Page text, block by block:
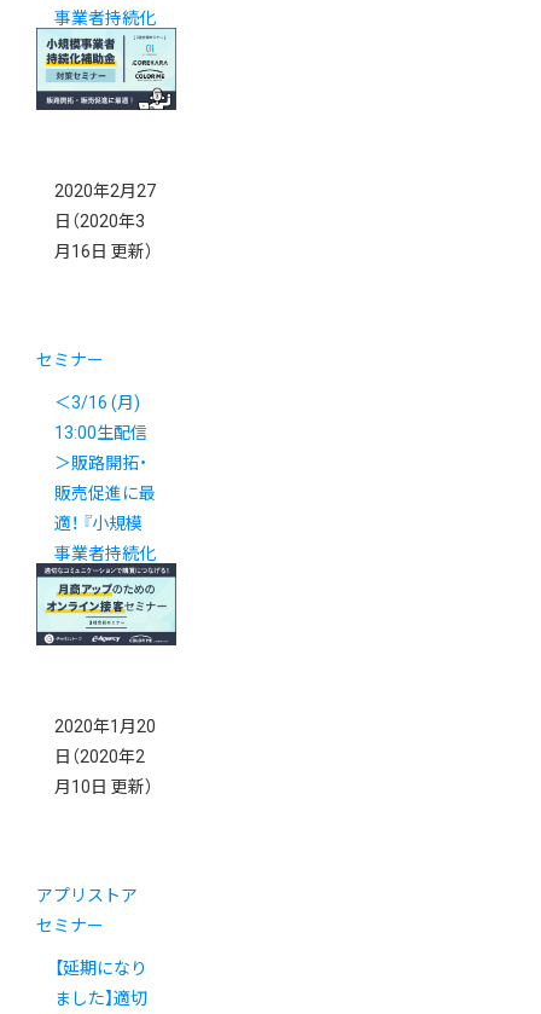
事業者持続化
補助金』対策
webセミナー
2020年2月27
日 （2020年3
月16日 更新）
セミナー
＜3/16 (月)
13:00生配信
＞販路開拓・
販売促進に最
適！ 『小規模
事業者持続化
補助金』対策
webセミナー
2020年1月20
日 （2020年2
月10日 更新）
アプリストア
セミナー
【延期になり
ました】適切